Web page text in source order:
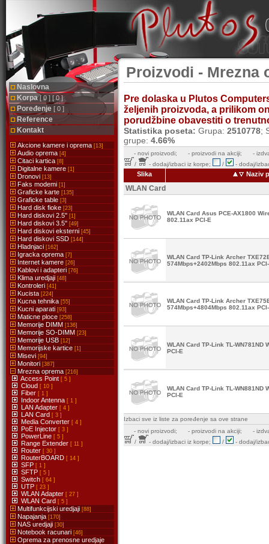
Naslovna
Korpa[ 0 ] [ 0 ]
Poređenje [ 0 ]
Reference
Kontakt
Akcione kamere i oprema [13]
Audio oprema [4]
Citaci kartica [8]
Digitalne kamere [1]
Dronovi [13]
Faks modemi [1]
Graficke karte [135]
Graficke table [3]
Hard disk fioke [23]
Hard diskovi 2.5'' [1]
Hard diskovi 3.5'' [49]
Hard diskovi eksterni [45]
Hard diskovi SSD [144]
Hladnjaci [162]
Igracka oprema [7]
Internet kamere [26]
Kablovi i adapteri [76]
Klima uredjaji [48]
Kontroleri [41]
Kucista [224]
Kucna tehnika [55]
Kucni aparati [93]
Maticne ploce [258]
Memorije DIMM [136]
Memorije SO-DIMM [23]
Memorije USB [12]
Memorijske kartice [1]
Misevi [94]
Monitori [387]
Mrezna oprema [216]
Access Point [ 5 ]
Cloud [ 10 ]
Fiber [ 1 ]
Indoor Antenna [ 1 ]
LAN Adapter [ 4 ]
LAN Card [ 3 ]
Media Converter [ 4 ]
PoE Injector [ 3 ]
PowerLine [ 5 ]
Range Extender [ 11 ]
Router [ 30 ]
RouterBOARD [ 14 ]
SFP [ 1 ]
SFTP [ 5 ]
Switch [ 64 ]
UTP [ 23 ]
WLAN Adapter [ 27 ]
WLAN Card [ 5 ]
Multifunkcijski uredjaji [88]
Napajanja [170]
NAS uredjaji [30]
Notebook racunari [46]
Oprema za prenosne uredjaje
Proizvodi - Mrezna
Pre dolaska u Plutos
željenih proizvoda, a prilikom
porudžbine obavestiti o
Statistika poseta: Grupa: 2510778;
grupe: 4.66%
- novi proizvodi; - proizvodi na akciji;
-
/
- dodaj/izbaci iz korpe; / - dodaj/
Slika Naziv
WLAN Card
WLAN Card Asus PCE-AX1800
802.11ax PCI-E
WLAN Card TP-Link Archer
574Mbps+2402Mbps 802.11ax
WLAN Card TP-Link Archer
574Mbps+4804Mbps 802.11ax
WLAN Card TP-Link TL-WN781ND
PCI-E
WLAN Card TP-Link TL-WN881ND
PCI-E
Izbaci sve iz liste za poređenje sa ove strane
- novi proizvodi; - proizvodi na akciji;
-
/
- dodaj/izbaci iz korpe; / - dodaj/